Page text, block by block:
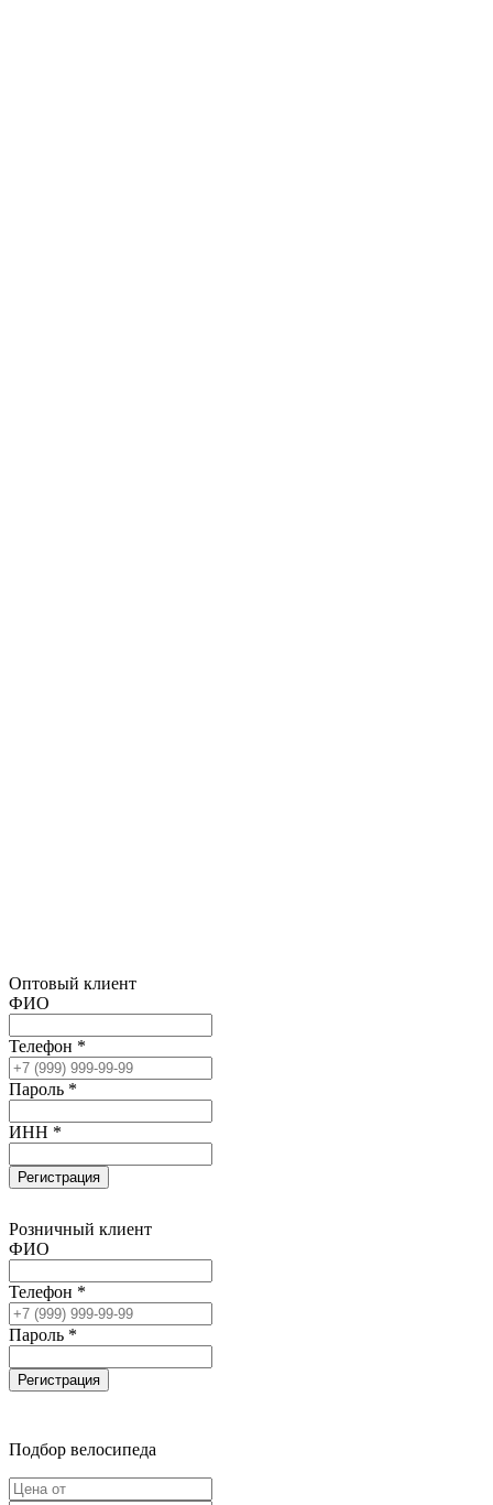
Оптовый клиент
ФИО
Телефон *
Пароль *
ИНН *
Регистрация
Розничный клиент
ФИО
Телефон *
Пароль *
Регистрация
Подбор велосипеда